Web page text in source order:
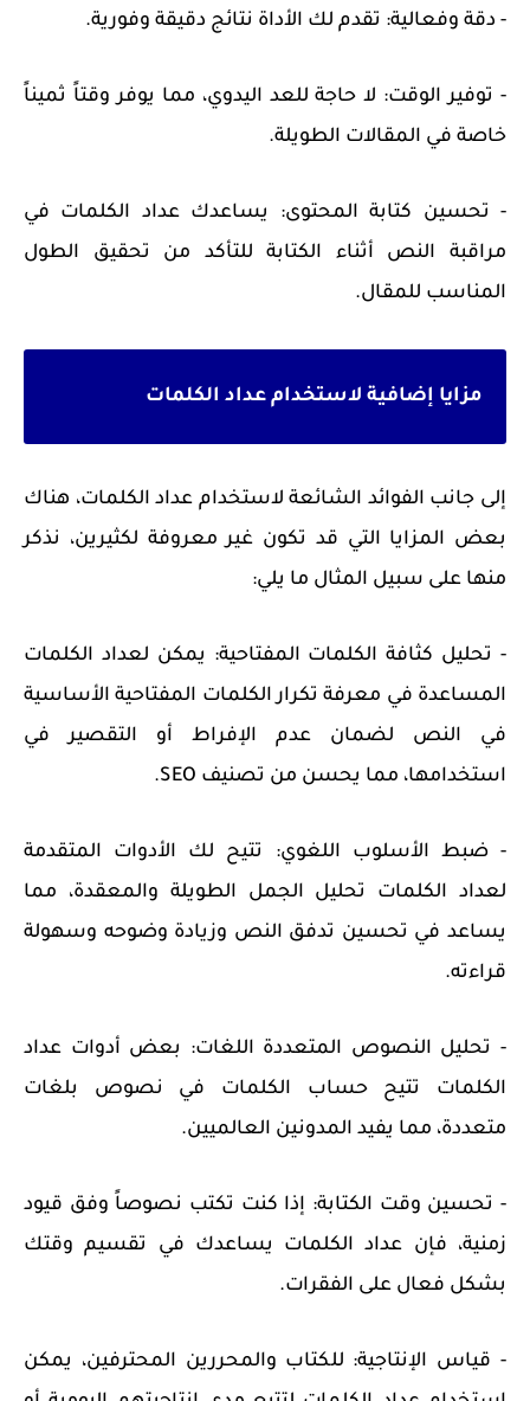
- دقة وفعالية: تقدم لك الأداة نتائج دقيقة وفورية.
- توفير الوقت: لا حاجة للعد اليدوي، مما يوفر وقتاً ثميناً
خاصة في المقالات الطويلة.
- تحسين كتابة المحتوى: يساعدك عداد الكلمات في
مراقبة النص أثناء الكتابة للتأكد من تحقيق الطول
المناسب للمقال.
مزايا إضافية لاستخدام عداد الكلمات
إلى جانب الفوائد الشائعة لاستخدام عداد الكلمات، هناك
بعض المزايا التي قد تكون غير معروفة لكثيرين، نذكر
منها على سبيل المثال ما يلي:
- تحليل كثافة الكلمات المفتاحية: يمكن لعداد الكلمات
المساعدة في معرفة تكرار الكلمات المفتاحية الأساسية
في النص لضمان عدم الإفراط أو التقصير في
استخدامها، مما يحسن من تصنيف SEO.
- ضبط الأسلوب اللغوي: تتيح لك الأدوات المتقدمة
لعداد الكلمات تحليل الجمل الطويلة والمعقدة، مما
يساعد في تحسين تدفق النص وزيادة وضوحه وسهولة
قراءته.
- تحليل النصوص المتعددة اللغات: بعض أدوات عداد
الكلمات تتيح حساب الكلمات في نصوص بلغات
متعددة، مما يفيد المدونين العالميين.
- تحسين وقت الكتابة: إذا كنت تكتب نصوصاً وفق قيود
زمنية، فإن عداد الكلمات يساعدك في تقسيم وقتك
بشكل فعال على الفقرات.
- قياس الإنتاجية: للكتاب والمحررين المحترفين، يمكن